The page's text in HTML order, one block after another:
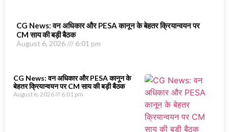
CG News: वन अधिकार और PESA कानून के बेहतर क्रियान्वयन पर
CM साय की बड़ी बैठक
August 6, 2026 6:01 pm
CG News: वन अधिकार और PESA कानून के
बेहतर क्रियान्वयन पर CM साय की बड़ी बैठक
August 6, 2026 6:01 pm